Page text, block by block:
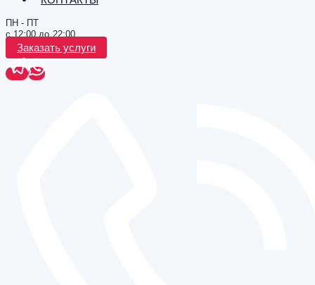
ПН - ПТ
с 12:00 до 22:00
Заказать услуги